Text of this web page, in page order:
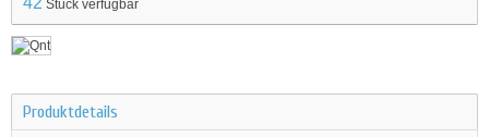
Stück verfügbar
Produktdetails